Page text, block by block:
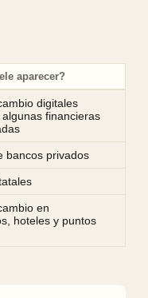
aparecer?
digitales
financieras
bancos privados
en
hoteles y puntos